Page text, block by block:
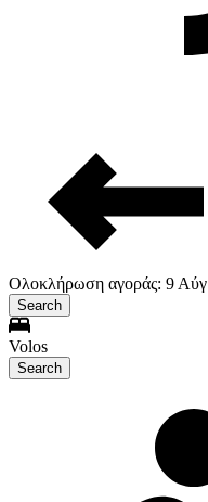
Ολοκλήρωση αγοράς: 9 Αύγ
Search
Volos
Search